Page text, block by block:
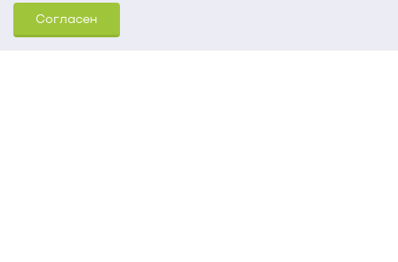
услуги, мы используем cookies, которые сохраняются
на Вашем компьютере (Сведения о местоположении; ip-адрес;
Согласен